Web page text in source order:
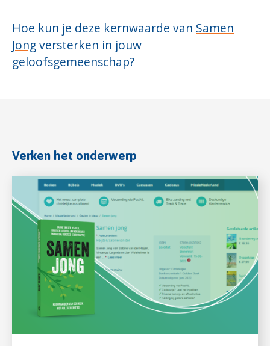
Hoe kun je deze kernwaarde van Samen
Jongversterken in jouw
geloofsgemeenschap?
Verken het onderwerp